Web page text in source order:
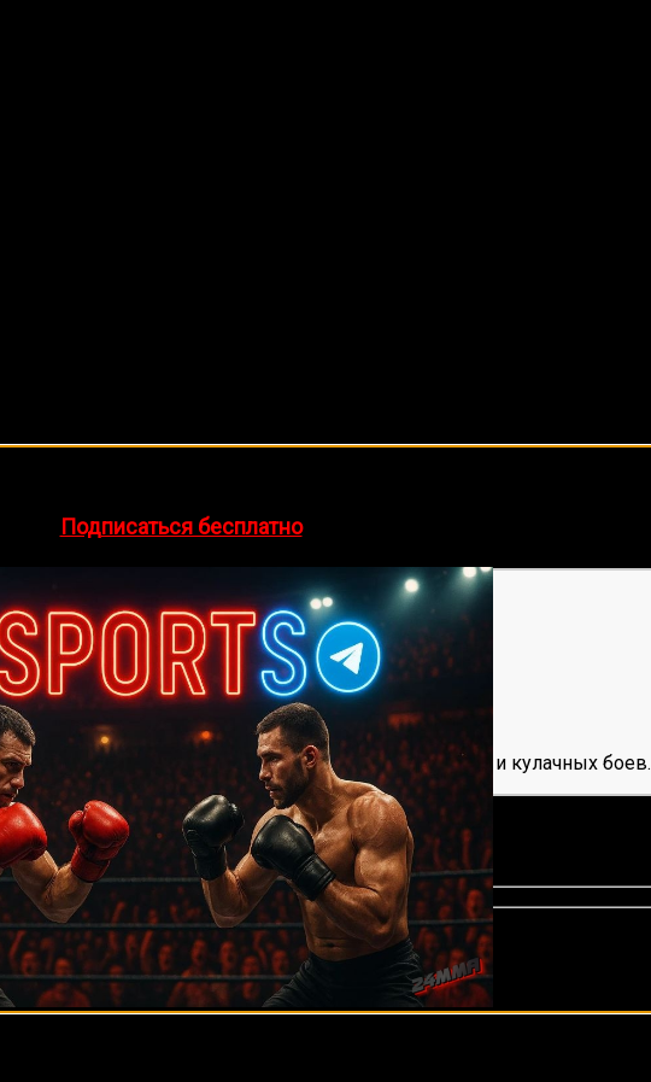
интересуюсь крупными событиями в мире мма и кулачных боев.
5,00из 5)
Подписаться бесплатно